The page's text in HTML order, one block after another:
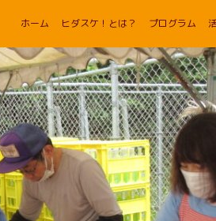
ホーム ヒダスケ！とは？ プログラム